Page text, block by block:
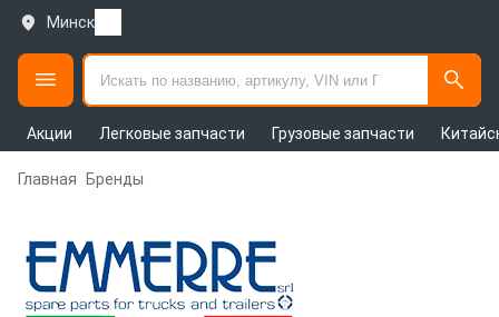
Минск
Акции Легковые запчасти Грузовые запчасти
Главная Бренды